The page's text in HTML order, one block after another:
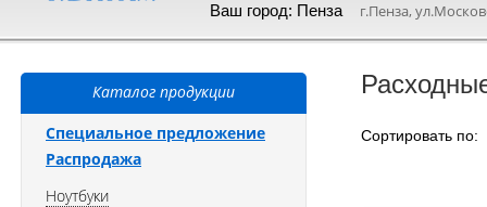
Ваш город: Пенза г.Пенза,
Сортировать
Каталог продукции
Специальное предложение
Распродажа
Ноутбуки